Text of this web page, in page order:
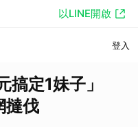
以LINE開啟
登入
搞定1妹子」
撻伐